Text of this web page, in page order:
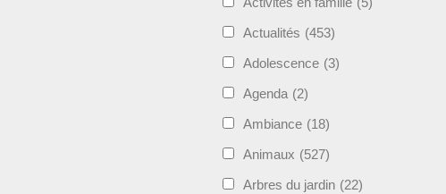
Actualités (453)
Adolescence (3)
Agenda (2)
Ambiance (18)
Animaux (527)
Arbres du jardin (22)